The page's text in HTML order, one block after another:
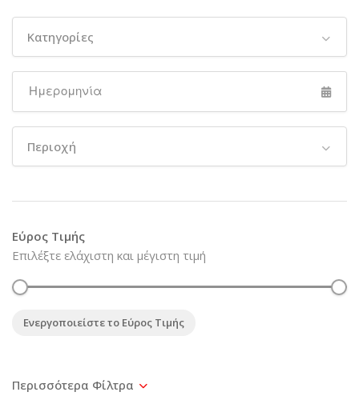
Κατηγορίες
Περιοχή
Εύρος Τιμής
Επιλέξτε ελάχιστη και μέγιστη τιμή
Ενεργοποιείστε το Εύρος Τιμής